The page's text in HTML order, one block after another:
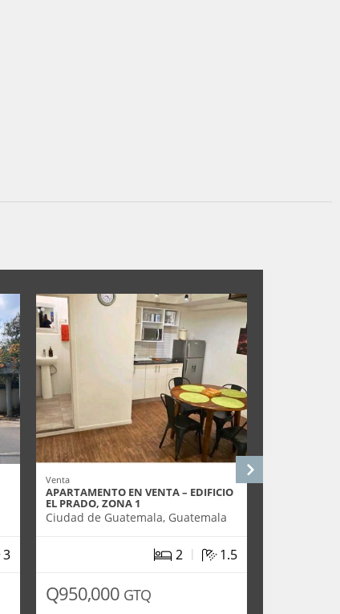
3
Venta
APARTAMENTO EN VENTA – EDIFICIO
EL PRADO, ZONA 1
Ciudad de Guatemala, Guatemala
2 | 1.5
Q950,000 GTQ